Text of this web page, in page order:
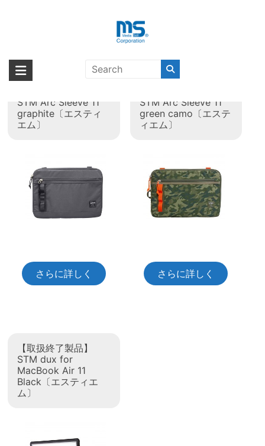
海外輸入ブランド商品｜株式会社
海外事業部が取り揃えている海外輸入商品には、日本では珍しい「海外ブ
ランド」をはじめ「ユニークな商品」「機能的な商品」「コストパフォー
カテゴリー: 11インチ用
STM Arc Sleeve 11
graphite〔エスティ
エム〕
さらに詳しく
STM Arc Sleeve 11
green camo〔エステ
ィエム〕
さらに詳しく
【取扱終了製品】
STM dux for
MacBook Air 11
Black〔エスティエ
ム〕